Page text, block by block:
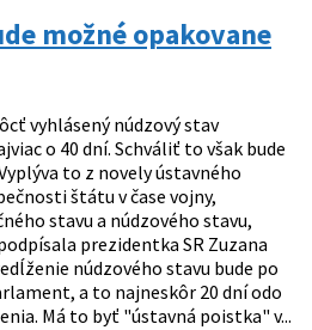
možné opakovane
vyhlásený núdzový stav
o 40 dní. Schváliť to však bude
to z novely ústavného
štátu v čase vojny,
stavu a núdzového stavu,
prezidentka SR Zuzana
núdzového stavu bude po
a to najneskôr 20 dní odo
Má to byť "ústavná poistka" v...